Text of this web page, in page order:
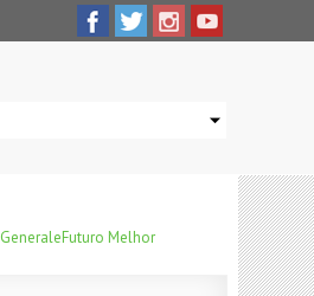
GeneraleFuturo Melhor